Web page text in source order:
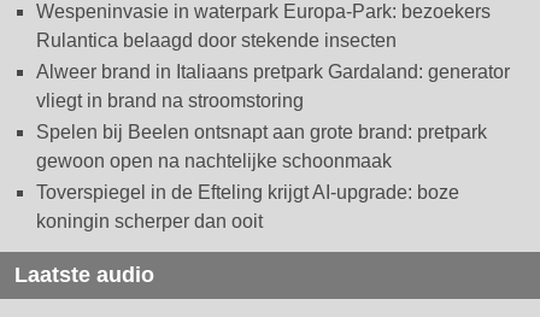
Wespeninvasie in waterpark Europa-Park: bezoekers
Rulantica belaagd door stekende insecten
Alweer brand in Italiaans pretpark Gardaland: generator
vliegt in brand na stroomstoring
Spelen bij Beelen ontsnapt aan grote brand: pretpark
gewoon open na nachtelijke schoonmaak
Toverspiegel in de Efteling krijgt AI-upgrade: boze
koningin scherper dan ooit
Laatste audio